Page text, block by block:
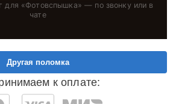
для «Фотовспышка» — по звонку или в
чате
к оплате:
Другая поломка